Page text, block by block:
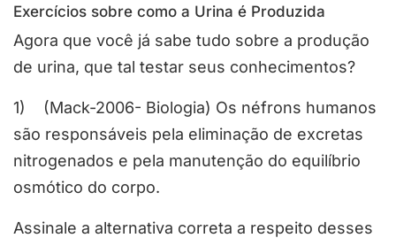
Exercícios sobre como a Urina é Produzida
Agora que você já sabe tudo sobre a produção
de urina, que tal testar seus conhecimentos?
1) (Mack-2006- Biologia) Os néfrons humanos
são responsáveis pela eliminação de excretas
nitrogenados e pela manutenção do equilíbrio
osmótico do corpo.
Assinale a alternativa correta a respeito desses